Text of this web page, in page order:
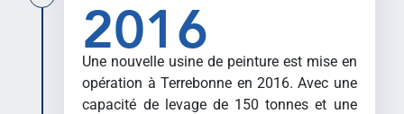
2016
Une nouvelle usine de peinture est mise en
opération à Terrebonne en 2016. Avec une
capacité de levage de 150 tonnes et une